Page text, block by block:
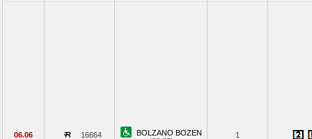
06.06 16664
BOLZANO BOZEN
1